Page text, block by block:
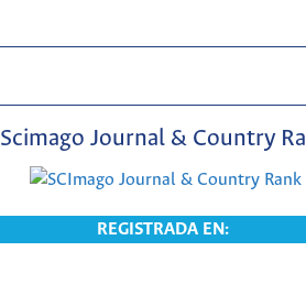
Scimago Journal & Country
REGISTRADA EN: